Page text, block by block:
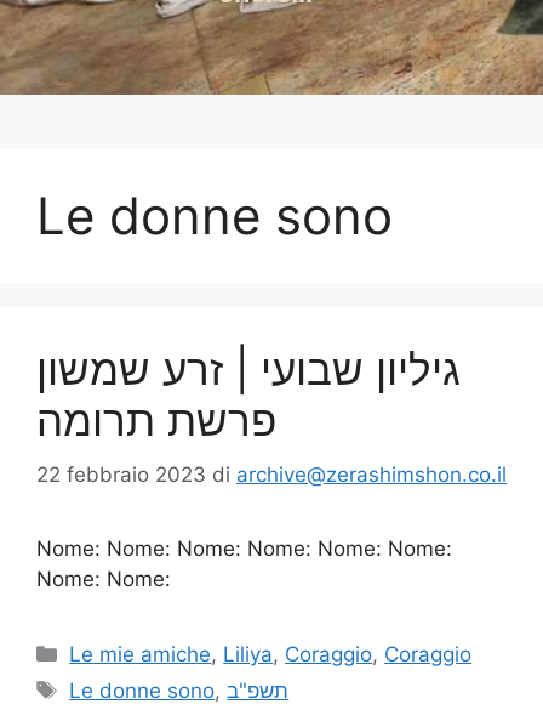
Le donne sono
גיליון שבועי | זרע שמשון
פרשת תרומה
22 febbraio 2023 di archive@zerashimshon.co.il
Nome: Nome: Nome: Nome: Nome: Nome:
Nome: Nome:
Le mie amiche, Liliya, Coraggio, Coraggio
Le donne sono,תשפ"ב